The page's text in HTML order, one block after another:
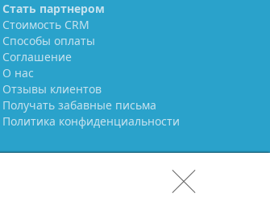
Стать партнером
Стоимость CRM
Способы оплаты
Соглашение
О нас
Отзывы клиентов
Получать забавные письма
Политика конфиденциальности